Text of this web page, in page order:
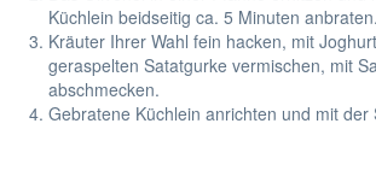
Küchlein beidseitig ca. 5 Minuten anbraten.
Kräuter Ihrer Wahl fein hacken, mit
geraspelten Satatgurke vermischen, mit
abschmecken.
Gebratene Küchlein anrichten und mit der